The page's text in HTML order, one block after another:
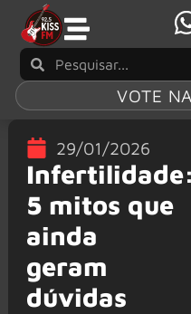
VOTE
29/01/2026
Infertilidade:
5 mitos que
ainda
geram
dúvidas